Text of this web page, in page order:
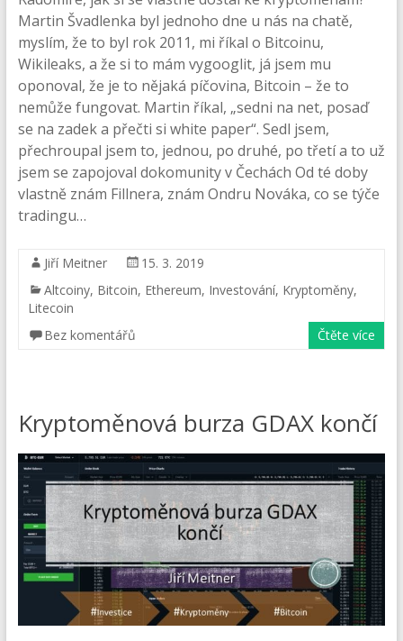
Martin Švadlenka byl jednoho dne u nás na chatě,
myslím, že to byl rok 2011, mi říkal o Bitcoinu,
Wikileaks, a že si to mám vygooglit, já jsem mu
oponoval, že je to nějaká píčovina, Bitcoin – že to
nemůže fungovat. Martin říkal, „sedni na net, posaď
se na zadek a přečti si white paper“. Sedl jsem,
přechroupal jsem to, jednou, po druhé, po třetí a to už
jsem se zapojoval dokomunity v Čechách Od té doby
vlastně znám Fillnera, znám Ondru Nováka, co se týče
tradingu…
Jiří Meitner
15. 3. 2019
Altcoiny, Bitcoin, Ethereum, Investování, Kryptoměny,
Litecoin
Bez komentářů
Čtěte více
Kryptoměnová burza GDAX končí